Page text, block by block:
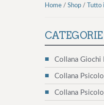
n
i
z
o
n
n
o
Home/ Shop/
CATEGORIE
Collana Giochi
Collana
Collana